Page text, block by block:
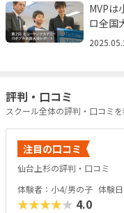
MVPは
ロ全国
評判・口コミ
スクール全体の評判・口コミを
注目の口コミ
仙台上杉の評判・口コミ
体験者：小4/男の子 体験
★★★★★ 4.0